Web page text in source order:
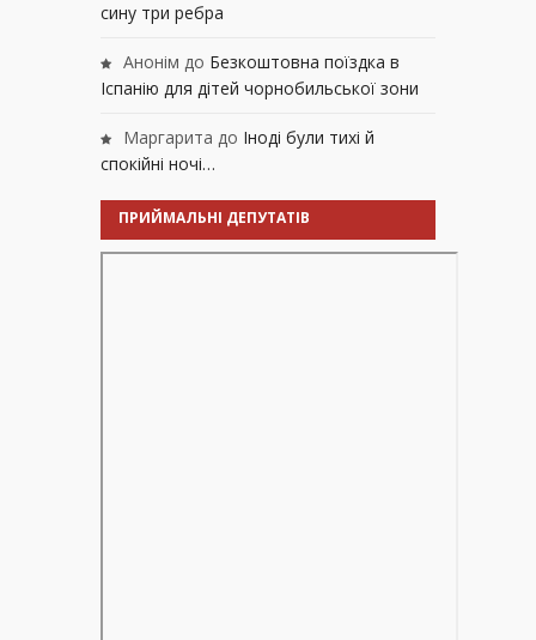
сину три ребра
Анонім до Безкоштовна поїздка в
Іспанію для дітей чорнобильської зони
Маргарита до Іноді були тихі й
спокійні ночі…
ПРИЙМАЛЬНІ ДЕПУТАТІВ